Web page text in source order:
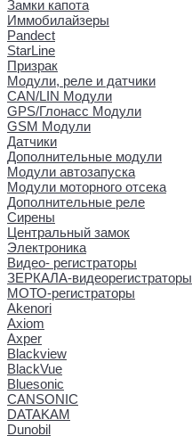
Замки капота
Иммобилайзеры
Pandect
StarLine
Призрак
Модули, реле и датчики
CAN/LIN Модули
GPS/Глонасс Модули
GSM Модули
Датчики
Дополнительные модули
Модули автозапуска
Модули моторного отсека
Дополнительные реле
Сирены
Центральный замок
Электроника
Видео- регистраторы
ЗЕРКАЛА-видеорегистраторы
МОТО-регистраторы
Akenori
Axiom
Axper
Blackview
BlackVue
Bluesonic
CANSONIC
DATAKAM
Dunobil